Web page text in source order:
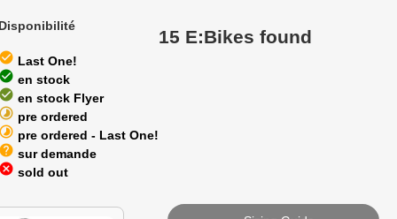
Disponibilité
check_circle Last One!
check_circle en stock
check_circle en stock Flyer
timelapse pre ordered
timelapse pre ordered - Last One!
help sur demande
cancel sold out
15 E:Bikes found